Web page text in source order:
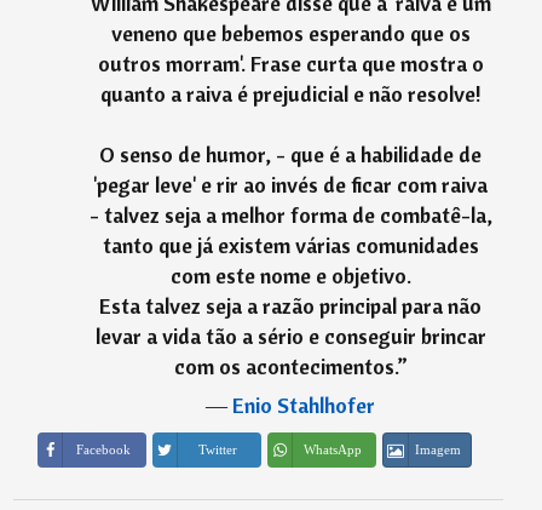
veneno que bebemos esperando que os
outros morram'. Frase curta que mostra o
quanto a raiva é prejudicial e não resolve!
O senso de humor, - que é a habilidade de
'pegar leve' e rir ao invés de ficar com raiva
- talvez seja a melhor forma de combatê-la,
tanto que já existem várias comunidades
com este nome e objetivo.
Esta talvez seja a razão principal para não
levar a vida tão a sério e conseguir brincar
com os acontecimentos.”
―Enio Stahlhofer
Facebook Twitter WhatsApp Imagem